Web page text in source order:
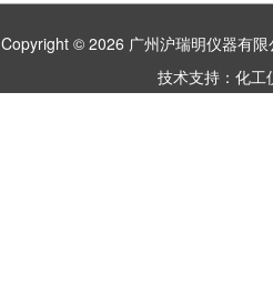
Copyright © 2026 广州沪瑞明仪器有
技术支持： 化工